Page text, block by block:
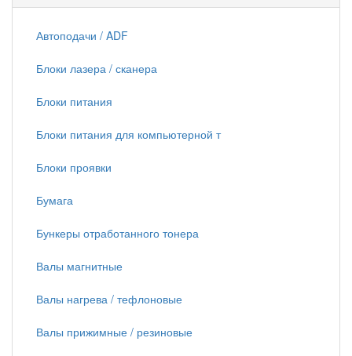
Автоподачи / ADF
Блоки лазера / сканера
Блоки питания
Блоки питания для компьютерной т
Блоки проявки
Бумага
Бункеры отработанного тонера
Валы магнитные
Валы нагрева / тефлоновые
Валы прижимные / резиновые